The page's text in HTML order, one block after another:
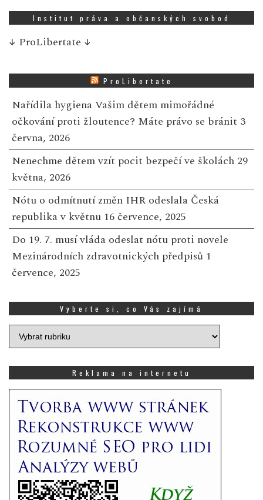
Institut práva a občanských svobod
↓ ProLibertate ↓
ProLibertate
Nařídila hygiena Vašim dětem mimořádné
očkování proti žloutence? Máte právo se bránit 3
června, 2026
Nenechme dětem vzít pocit bezpečí ve školách 29
května, 2026
Nótu o odmítnutí změn IHR odeslala Česká
republika v květnu 16 července, 2025
Do 19. 7. musí vláda odeslat nótu proti novele
Mezinárodních zdravotnických předpisů 1
července, 2025
Vyberte si, co Vás zajímá
Vyberte
si,
zajímá
Reklama na internetu